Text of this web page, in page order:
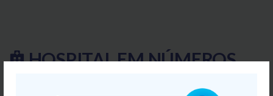
HOSPITAL EMNÚMEROS
Com tradição de 50 anos, o Hospital do Rocio mantém sua